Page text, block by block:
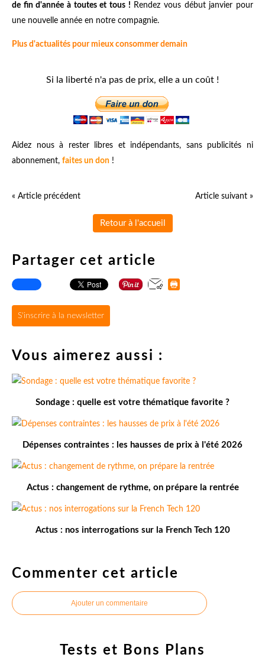
de fin d'année à toutes et tous ! Rendez vous début janvier pour
une nouvelle année en notre compagnie.
Plus d'actualités pour mieux consommer demain
Si la liberté n'a pas de prix, elle a un coût !
Aidez nous à rester libres et indépendants, sans publicités ni
abonnement, faites un don !
« Article précédent Article suivant »
Retour à l'accueil
Partager cet article
S'inscrire à la newsletter
Vous aimerez aussi :
Sondage : quelle est votre thématique favorite ?
Dépenses contraintes : les hausses de prix à l'été 2026
Actus : changement de rythme, on prépare la rentrée
Actus : nos interrogations sur la French Tech 120
Commenter cet article
Ajouter un commentaire
Tests et Bons Plans